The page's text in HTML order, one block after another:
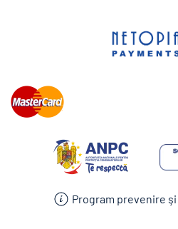
Program prevenire